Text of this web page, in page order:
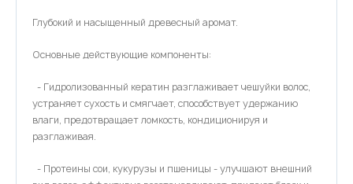
Глубокий и насыщенный древесный аромат.
Основные действующие компоненты:
- Гидролизованный кератин разглаживает чешуйки волос,
устраняет сухость и смягчает, способствует удержанию
влаги, предотвращает ломкость, кондиционируя и
разглаживая.
- Протеины сои, кукурузы и пшеницы - улучшают внешний